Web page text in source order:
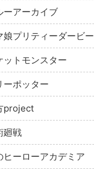
ーアーカイブ
娘プリティーダービー
ットモンスター
ーポッター
project
廻戦
ヒーローアカデミア